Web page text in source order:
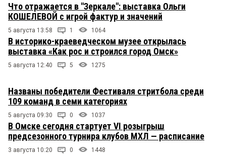
Что отражается в "Зеркале": выставка Ольги
КОШЕЛЕВОЙ с игрой фактур и значений
5 августа 13:58 1 1064
В историко-краеведческом музее открылась
выставка «Как рос и строился город Омск»
5 августа 12:40 5 1275
Названы победители Фестиваля стритбола среди
109 команд в семи категориях
5 августа 09:30 0 1037
В Омске сегодня стартует VI розыгрыш
предсезонного турнира клубов МХЛ — расписание
3 августа 10:20 0 1448